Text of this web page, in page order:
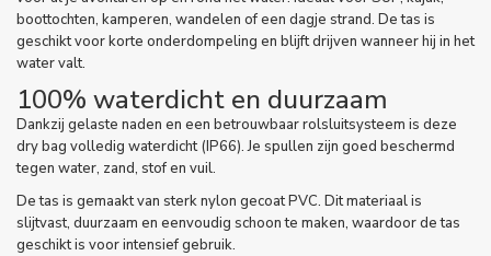
boottochten, kamperen, wandelen of een dagje strand. De tas is
geschikt voor korte onderdompeling en blijft drijven wanneer hij in het
water valt.
100% waterdicht en duurzaam
Dankzij gelaste naden en een betrouwbaar rolsluitsysteem is deze
dry bag volledig waterdicht (IP66). Je spullen zijn goed beschermd
tegen water, zand, stof en vuil.
De tas is gemaakt van sterk nylon gecoat PVC. Dit materiaal is
slijtvast, duurzaam en eenvoudig schoon te maken, waardoor de tas
geschikt is voor intensief gebruik.